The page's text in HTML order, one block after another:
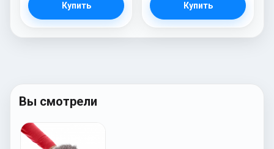
Купить Купить
Вы смотрели